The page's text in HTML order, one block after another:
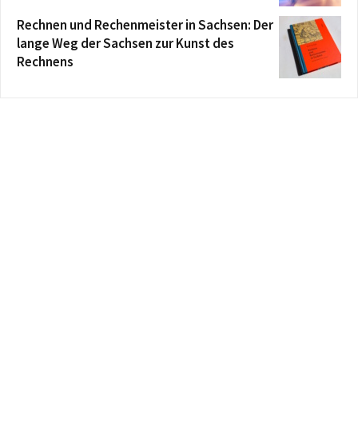
Rechnen und Rechenmeister in Sachsen: Der
lange Weg der Sachsen zur Kunst des
Rechnens